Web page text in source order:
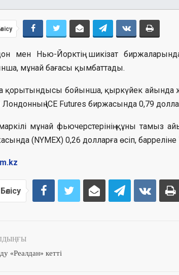
мен Нью-Йорктің шикізат
мұнай бағасы қымбаттады.
қорытындысы бойынша, қыркүйек айында
ICE Futures биржасында 0,79
мұнай фьючерстерінің құны тамыз
(NYMEX) 0,26 долларға өсіп,
Бөлісу
«Реалдан» кетті